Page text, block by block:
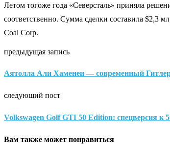
Летом тогоже года «Северсталь» приняла
соответственно. Сумма сделки составила $2,3
Coal Corp.
предыдущая запись
Аятолла Али Хаменеи — современный
следующий пост
Volkswagen Golf GTI 50 Edition: спецверсия к
Вам также может понравиться